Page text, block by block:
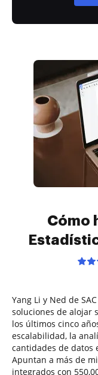
Cómo
Yang Li y Ned de
soluciones de alojar
los últimos cinco
escalabilidad, la
cantidades de datos
Apuntan a más de
integrados con